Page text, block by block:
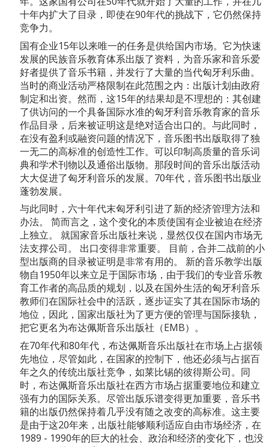
十年内扩大了目录，即使在90年代的挑战下，它仍然保持
竞争力。
国有企业15年以来唯一的任务是供给国内市场。它为快速
发展的民族音乐教育体系出版了资料，为音乐家和音乐爱
好者提供了音乐书籍，并发行了大量的当代匈牙利乐曲。
当时的商业活动严格限制在此范围之内：出版计划由政府
制定和出资。然而，这15年的结果却是不理想的：其创建
了供访问的一个具备国际水准的匈牙利音乐教育家的音乐
作品目录，后来被证明这是绝对适合出口的。与此同时，
在没有盈利或融资问题的情况下，音乐图书出版取得了独
一无二的高标准的创造性工作。可以印制高质量的音乐词
典和学术刊物以及通俗出版物。那段时间的音乐出版活动
大大促进了匈牙利音乐的发展。70年代，音乐图书出版业
蓬勃发展。
与此同时，六十年代末匈牙利引进了新的经济管理方法和
办法。 简而言之，这个变化的本质使国有企业被迫在经济
上独立。 就国家音乐出版社来说，显然仅仅在国内市场无
法支撑公司。 出口变得非常重要。 目前，合并二战前的小
型出版商的目录被证明是非常有用的。 新的音乐教学出版
物自1950年以来立足于国际市场，由于我们的专业音乐教
育工作者的高品质的规划，以及在国外生活的匈牙利音乐
教师们在国际社会中的活跃，逐步证实了其在国际市场的
地位，因此，国家出版社为了更方便的管理与国际接轨，
把它更名为布达佩斯音乐出版社（EMB）。
在70年代和80年代，布达佩斯音乐出版社在市场上占据领
先地位，尽管如此，在国家的控制下，他还必须与占据百
年之久的传统出版社竞争，如莱比锡的彼得斯公司。同
时，布达佩斯音乐出版社在西方市场占据重要地位和建立
强有力的国际关系。尽管出版乐谱变得更加重要，音乐书
籍的出版仍然保持着几乎没有随之改变的高标准。这主要
是由于这20年来，出版社能够顺利适应自由市场经济，在
1989 - 1990年的巨大的社会、政治和经济的变化下，也没